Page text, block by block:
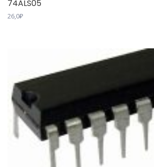
74ALS05
26,0₽